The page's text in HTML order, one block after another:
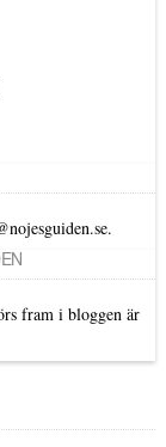
fram i bloggen är